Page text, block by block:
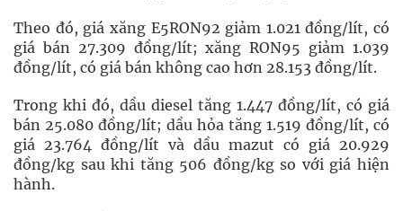
Theo đó, giá xăng E5RON92 giảm 1.021 đồng/lít, có
giá bán 27.309 đồng/lít; xăng RON95 giảm 1.039
đồng/lít, có giá bán không cao hơn 28.153 đồng/lít.
Trong khi đó, dầu diesel tăng 1.447 đồng/lít, có giá
bán 25.080 đồng/lít; dầu hỏa tăng 1.519 đồng/lít, có
giá 23.764 đồng/lít và dầu mazut có giá 20.929
đồng/kg sau khi tăng 506 đồng/kg so với giá hiện
hành.